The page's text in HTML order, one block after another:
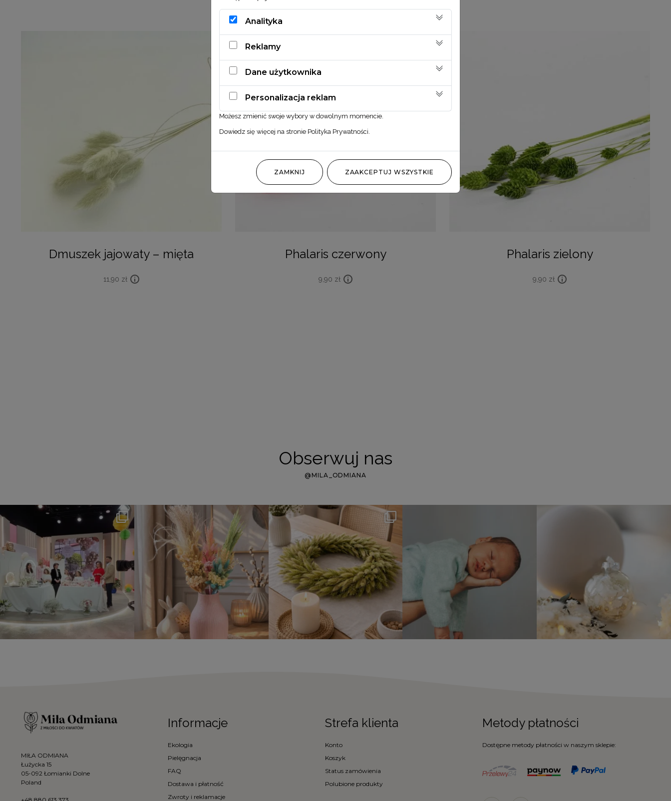
Dmuszek jajowaty – mięta
11,90 zł
Phalaris czerwony
9,90 zł
Phalaris zielony
9,90 zł
Obserwuj nas
@MILA_ODMIANA
MIŁA ODMIANA
Łużycka 15
05-092 Łomianki Dolne
Poland
Informacje
Ekologia
Pielęgnacja
FAQ
Dostawa i płatność
Zwroty i reklamacje
Strefa klienta
Konto
Koszyk
Status zamówienia
Polubione produkty
Metody płatności
Dostępne metody płatności w naszym sklepie:
Analityka
Reklamy
Dane użytkownika
Personalizacja reklam
Możesz zmienić swoje wybory w dowolnym momencie.
Dowiedz się więcej na stronie Polityka Prywatności.
ZAMKNIJ ZAAKCEPTUJ WSZYSTKIE